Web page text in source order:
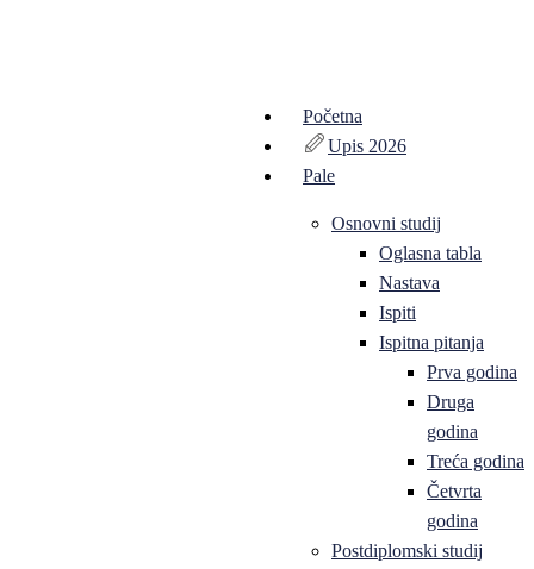
Početna
Upis 2026
Pale
Osnovni studij
Oglasna tabla
Nastava
Ispiti
Ispitna pitanja
Prva godina
Druga
godina
Treća godina
Četvrta
godina
Postdiplomski studij